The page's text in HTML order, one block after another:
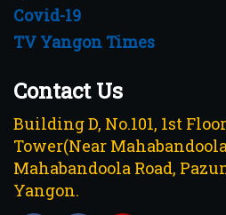
Covid-19
TV Yangon Times
Contact Us
Building D, No.101, 1st
Tower(Near
Mahabandoola Road,
Yangon.